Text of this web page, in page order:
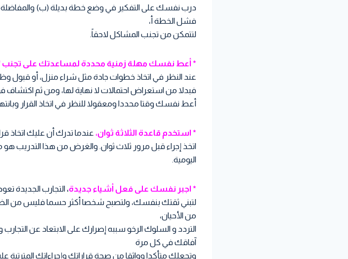
درب نفسك على التفكير في وضع خطة بديلة (ب) والمفاضلة
فشل الخطة أ،
لتتمكن من تجنب المشاكل لاحقاً.
* أعط نفسك مهلة زمنية محددة لمساعدتك على تجنب
عند النظر في اتخاذ خطوات جادة مثل شراء منزل، أو قبول
فبدلا من استعراض احتمالات لا نهاية لها، ومن ثم اكتشاف
أعط نفسك وقتا محددا ومعقولا للنظر في اتخاذ القرار
* استخدم قاعدة الثلاثة ثوان، عندما تدرك أن عليك اتخاذ
اتخذ إجراء قبل مرور ثلاث ثوان. والغرض من هذا التدريب هو
اليومية.
* اجبر نفسك على فعل أشياء جديدة، التجارب الجديدة
لتبني ثقتك بنفسك، ولتصبح شخصا أكثر حسما فليس من
من الأحيان،
التردد و السلوك الرخو سببه إصرارك على الابتعاد عن
آفاقك في كل مرة
وتجعلك متأكدا وواثقا من صحة قراراتك وإجراءاتك المترتبة